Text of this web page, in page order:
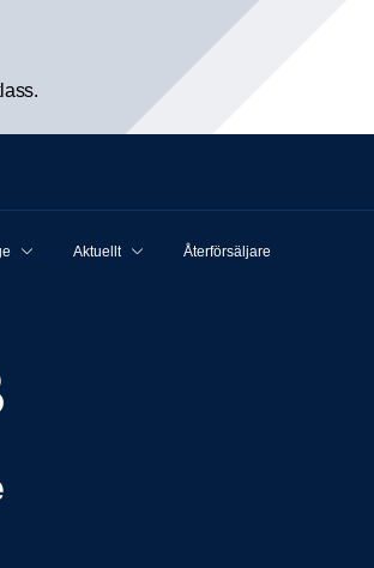
Aktuellt Återförsäljare